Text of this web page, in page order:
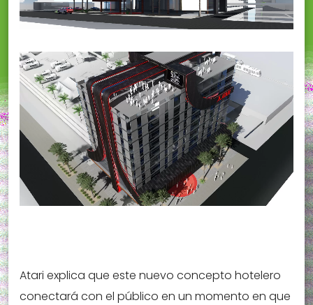
Atari explica que este nuevo concepto hotelero
conectará con el público en un momento en que